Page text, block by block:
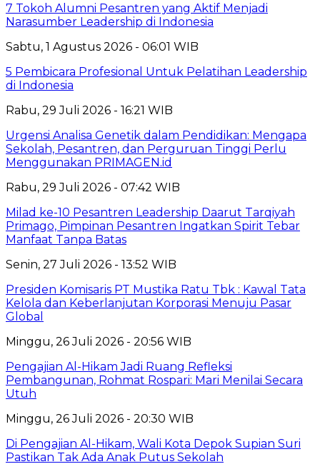
7 Tokoh Alumni Pesantren yang Aktif Menjadi
Narasumber Leadership di Indonesia
Sabtu, 1 Agustus 2026 - 06:01 WIB
5 Pembicara Profesional Untuk Pelatihan Leadership
di Indonesia
Rabu, 29 Juli 2026 - 16:21 WIB
Urgensi Analisa Genetik dalam Pendidikan: Mengapa
Sekolah, Pesantren, dan Perguruan Tinggi Perlu
Menggunakan PRIMAGEN.id
Rabu, 29 Juli 2026 - 07:42 WIB
Milad ke-10 Pesantren Leadership Daarut Tarqiyah
Primago, Pimpinan Pesantren Ingatkan Spirit Tebar
Manfaat Tanpa Batas
Senin, 27 Juli 2026 - 13:52 WIB
Presiden Komisaris PT Mustika Ratu Tbk : Kawal Tata
Kelola dan Keberlanjutan Korporasi Menuju Pasar
Global
Minggu, 26 Juli 2026 - 20:56 WIB
Pengajian Al-Hikam Jadi Ruang Refleksi
Pembangunan, Rohmat Rospari: Mari Menilai Secara
Utuh
Minggu, 26 Juli 2026 - 20:30 WIB
Di Pengajian Al-Hikam, Wali Kota Depok Supian Suri
Pastikan Tak Ada Anak Putus Sekolah